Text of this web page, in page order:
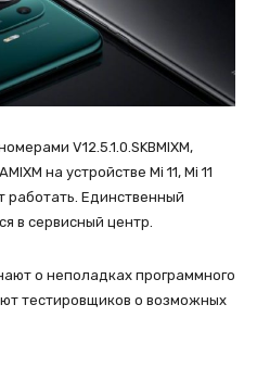
V12.5.1.0.SKBMIXM,
на устройстве Mi 11, Mi 11
работать. Единственный
в сервисный центр.
о неполадках программного
тестировщиков о возможных